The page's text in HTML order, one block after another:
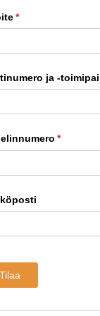
*
(pakollinen)
ja -
*
Tilaa